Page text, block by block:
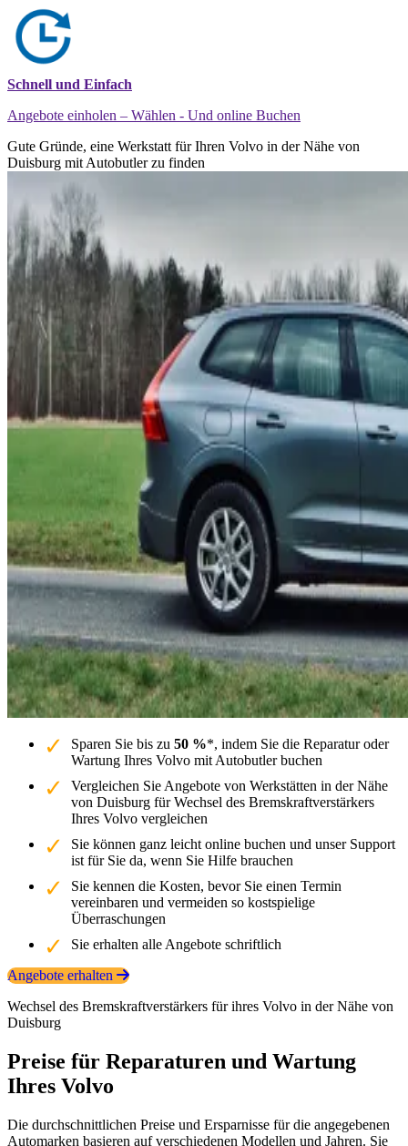
Schnell und Einfach
Angebote einholen – Wählen - Und online Buchen
Gute Gründe, eine Werkstatt für Ihren Volvo in der Nähe von
Duisburg mit Autobutler zu finden
Sparen Sie bis zu 50 %*, indem Sie die Reparatur oder
Wartung Ihres Volvo mit Autobutler buchen
Vergleichen Sie Angebote von Werkstätten in der Nähe
von Duisburg für Wechsel des Bremskraftverstärkers
Ihres Volvo vergleichen
Sie können ganz leicht online buchen und unser Support
ist für Sie da, wenn Sie Hilfe brauchen
Sie kennen die Kosten, bevor Sie einen Termin
vereinbaren und vermeiden so kostspielige
Überraschungen
Sie erhalten alle Angebote schriftlich
Angebote erhalten
Wechsel des Bremskraftverstärkers für ihres Volvo in der Nähe von
Duisburg
Preise für Reparaturen und Wartung
Ihres Volvo
Die durchschnittlichen Preise und Ersparnisse für die angegebenen
Automarken basieren auf verschiedenen Modellen und Jahren. Sie